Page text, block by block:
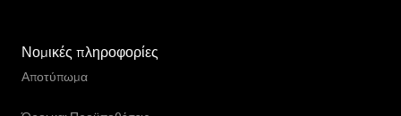
Νομικές πληροφορίες
Αποτύπωμα